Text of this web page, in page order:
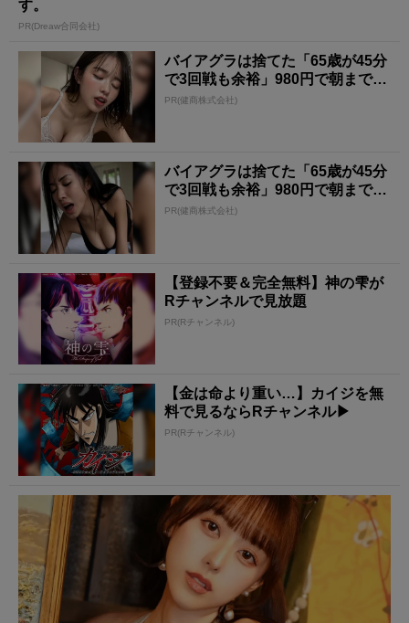
す。
PR(Dreaw合同会社)
バイアグラは捨てた「65歳が45分
で3回戦も余裕」980円で朝まで絶
好調！
PR(健商株式会社)
バイアグラは捨てた「65歳が45分
で3回戦も余裕」980円で朝まで絶
好調！
PR(健商株式会社)
【登録不要＆完全無料】神の雫が
Rチャンネルで見放題
PR(Rチャンネル)
【金は命より重い…】カイジを無
料で見るならRチャンネル▶︎
PR(Rチャンネル)